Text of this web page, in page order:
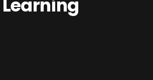
Learning